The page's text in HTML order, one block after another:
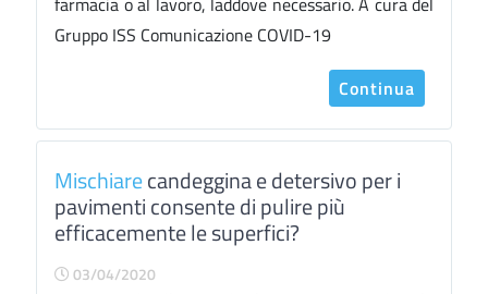
Gruppo ISS Comunicazione COVID-19
Continua
Mischiarecandeggina e detersivo per i
pavimenti consente di pulire più
efficacemente le superfici?
03/04/2020